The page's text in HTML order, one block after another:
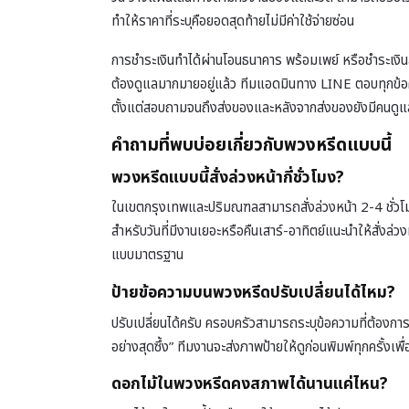
ทำให้ราคาที่ระบุคือยอดสุดท้ายไม่มีค่าใช้จ่ายซ่อน
การชำระเงินทำได้ผ่านโอนธนาคาร พร้อมเพย์ หรือชำระ
ต้องดูแลมากมายอยู่แล้ว ทีมแอดมินทาง LINE ตอบทุกข้อ
ตั้งแต่สอบถามจนถึงส่งของและหลังจากส่งของยังมีคนดู
คำถามที่พบบ่อยเกี่ยวกับพวงหรีดแบบนี้
พวงหรีดแบบนี้สั่งล่วงหน้ากี่ชั่วโมง?
ในเขตกรุงเทพและปริมณฑลสามารถสั่งล่วงหน้า 2-4 ชั่วโ
สำหรับวันที่มีงานเยอะหรือคืนเสาร์-อาทิตย์แนะนำให้สั่งล่
แบบมาตรฐาน
ป้ายข้อความบนพวงหรีดปรับเปลี่ยนได้ไหม?
ปรับเปลี่ยนได้ครับ ครอบครัวสามารถระบุข้อความที่ต้อง
อย่างสุดซึ้ง” ทีมงานจะส่งภาพป้ายให้ดูก่อนพิมพ์ทุกครั้งเ
ดอกไม้ในพวงหรีดคงสภาพได้นานแค่ไหน?